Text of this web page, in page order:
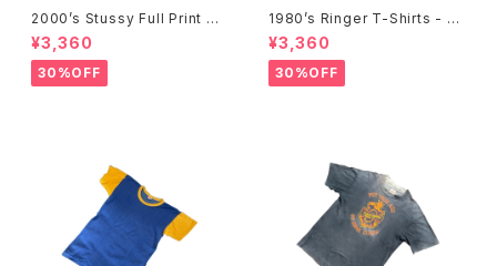
2000’s Stussy Full Print T-
Shirts -2000年代 ステューシ
ー フルプリントTシャツ-
¥3,360
30%OFF
1980’s Ringer T-Shirts - 19
80年代 リンガーTシャツ-
¥3,360
30%OFF